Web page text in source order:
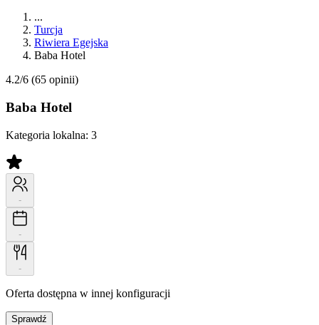
...
Turcja
Riwiera Egejska
Baba Hotel
4.2/6 (65 opinii)
Baba Hotel
Kategoria lokalna: 3
-
-
-
Oferta dostępna w innej konfiguracji
Sprawdź